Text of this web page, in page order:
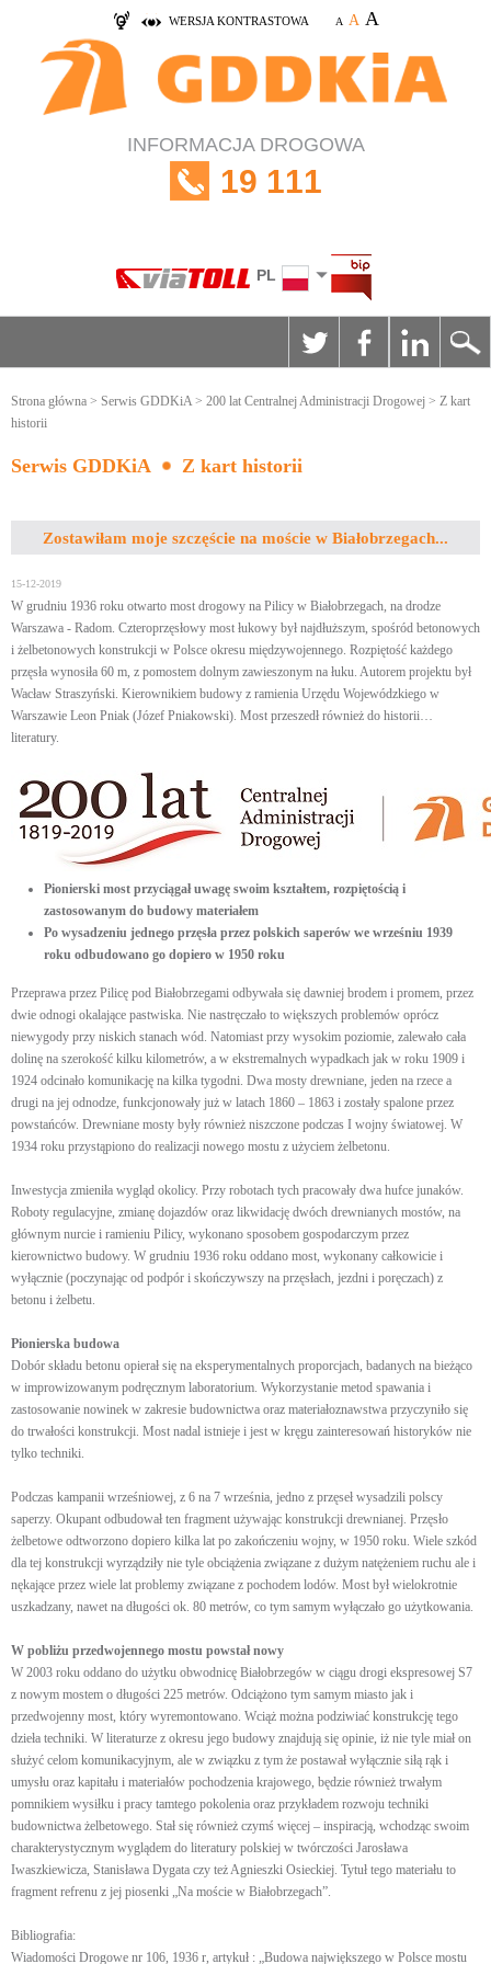
WERSJA KONTRASTOWA A A A
INFORMACJA DROGOWA
19 111
PL
Strona główna > Serwis GDDKiA> 200 lat Centralnej Administracji Drogowej > Z kart
historii
Serwis GDDKiA Z kart historii
Zostawiłam moje szczęście na moście w Białobrzegach...
15-12-2019
W grudniu 1936 roku otwarto most drogowy na Pilicy w Białobrzegach, na drodze
Warszawa - Radom. Czteroprzęsłowy most łukowy był najdłuższym, spośród betonowych
i żelbetonowych konstrukcji w Polsce okresu międzywojennego. Rozpiętość każdego
przęsła wynosiła 60 m, z pomostem dolnym zawieszonym na łuku. Autorem projektu był
Wacław Straszyński. Kierownikiem budowy z ramienia Urzędu Wojewódzkiego w
Warszawie Leon Pniak (Józef Pniakowski). Most przeszedł również do historii…
literatury.
Pionierski most przyciągał uwagę swoim kształtem, rozpiętością i
zastosowanym do budowy materiałem
Po wysadzeniu jednego przęsła przez polskich saperów we wrześniu 1939
roku odbudowano go dopiero w 1950 roku
Przeprawa przez Pilicę pod Białobrzegami odbywała się dawniej brodem i promem, przez
dwie odnogi okalające pastwiska. Nie nastręczało to większych problemów oprócz
niewygody przy niskich stanach wód. Natomiast przy wysokim poziomie, zalewało cała
dolinę na szerokość kilku kilometrów, a w ekstremalnych wypadkach jak w roku 1909 i
1924 odcinało komunikację na kilka tygodni. Dwa mosty drewniane, jeden na rzece a
drugi na jej odnodze, funkcjonowały już w latach 1860 – 1863 i zostały spalone przez
powstańców. Drewniane mosty były również niszczone podczas I wojny światowej. W
1934 roku przystąpiono do realizacji nowego mostu z użyciem żelbetonu.
Inwestycja zmieniła wygląd okolicy. Przy robotach tych pracowały dwa hufce junaków.
Roboty regulacyjne, zmianę dojazdów oraz likwidację dwóch drewnianych mostów, na
głównym nurcie i ramieniu Pilicy, wykonano sposobem gospodarczym przez
kierownictwo budowy. W grudniu 1936 roku oddano most, wykonany całkowicie i
wyłącznie (poczynając od podpór i skończywszy na przęsłach, jezdni i poręczach) z
betonu i żelbetu.
Pionierska budowa
Dobór składu betonu opierał się na eksperymentalnych proporcjach, badanych na bieżąco
w improwizowanym podręcznym laboratorium. Wykorzystanie metod spawania i
zastosowanie nowinek w zakresie budownictwa oraz materiałoznawstwa przyczyniło się
do trwałości konstrukcji. Most nadal istnieje i jest w kręgu zainteresowań historyków nie
tylko techniki.
Podczas kampanii wrześniowej, z 6 na 7 września, jedno z przęseł wysadzili polscy
saperzy. Okupant odbudował ten fragment używając konstrukcji drewnianej. Przęsło
żelbetowe odtworzono dopiero kilka lat po zakończeniu wojny, w 1950 roku. Wiele szkód
dla tej konstrukcji wyrządziły nie tyle obciążenia związane z dużym natężeniem ruchu ale i
nękające przez wiele lat problemy związane z pochodem lodów. Most był wielokrotnie
uszkadzany, nawet na długości ok. 80 metrów, co tym samym wyłączało go użytkowania.
W pobliżu przedwojennego mostu powstał nowy
W 2003 roku oddano do użytku obwodnicę Białobrzegów w ciągu drogi ekspresowej S7
z nowym mostem o długości 225 metrów. Odciążono tym samym miasto jak i
przedwojenny most, który wyremontowano. Wciąż można podziwiać konstrukcję tego
dzieła techniki. W literaturze z okresu jego budowy znajdują się opinie, iż nie tyle miał on
służyć celom komunikacyjnym, ale w związku z tym że postawał wyłącznie siłą rąk i
umysłu oraz kapitału i materiałów pochodzenia krajowego, będzie również trwałym
pomnikiem wysiłku i pracy tamtego pokolenia oraz przykładem rozwoju techniki
budownictwa żelbetowego. Stał się również czymś więcej – inspiracją, wchodząc swoim
charakterystycznym wyglądem do literatury polskiej w twórczości Jarosława
Iwaszkiewicza, Stanisława Dygata czy też Agnieszki Osieckiej. Tytuł tego materiału to
fragment refrenu z jej piosenki „Na moście w Białobrzegach”.
Bibliografia:
Wiadomości Drogowe nr 106, 1936 r, artykuł : „Budowa największego w Polsce mostu